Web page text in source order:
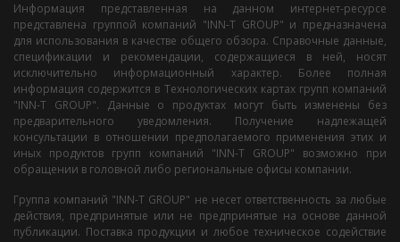
Информация представленная на данном интернет-ресурсе
представлена группой компаний "INN-T GROUP" и предназначена
для использования в качестве общего обзора. Справочные данные,
спецификации и рекомендации, содержащиеся в ней, носят
исключительно информационный характер. Более полная
информация содержится в Технологических картах групп компаний
"INN-T GROUP". Данные о продуктах могут быть изменены без
предварительного уведомления. Получение надлежащей
консультации в отношении предполагаемого применения этих и
иных продуктов групп компаний "INN-T GROUP" возможно при
обращении в головной либо региональные офисы компании.
Группа компаний "INN-T GROUP" не несет ответственность за любые
действия, предпринятые или не предпринятые на основе данной
публикации. Поставка продукции и любое техническое содействие